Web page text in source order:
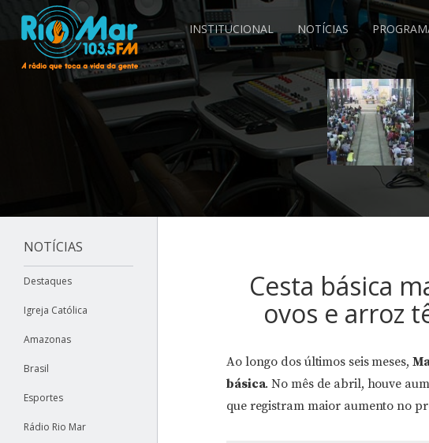
INSTITUCIONAL NOTÍCIAS
NOTÍCIAS
Destaques
Igreja Católica
Amazonas
Brasil
Esportes
Rádio Rio Mar
Cesta básica
ovos e arroz
Ao longo dos últimos seis meses,
básica. No mês de abril, houve
que registram maior aumento no